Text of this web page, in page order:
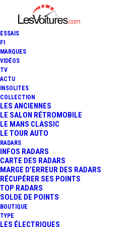
ESSAIS
F1
MARQUES
VIDÉOS
TV
ACTU
INSOLITES
COLLECTION
LES ANCIENNES
LE SALON RÉTROMOBILE
LE MANS CLASSIC
LE TOUR AUTO
RADARS
INFOS RADARS
CARTE DES RADARS
MARGE D’ERREUR DES RADARS
RÉCUPÉRER SES POINTS
TOP RADARS
SOLDE DE POINTS
BOUTIQUE
TYPE
LES ÉLECTRIQUES
25 mars 2021
ATTESTATION DE